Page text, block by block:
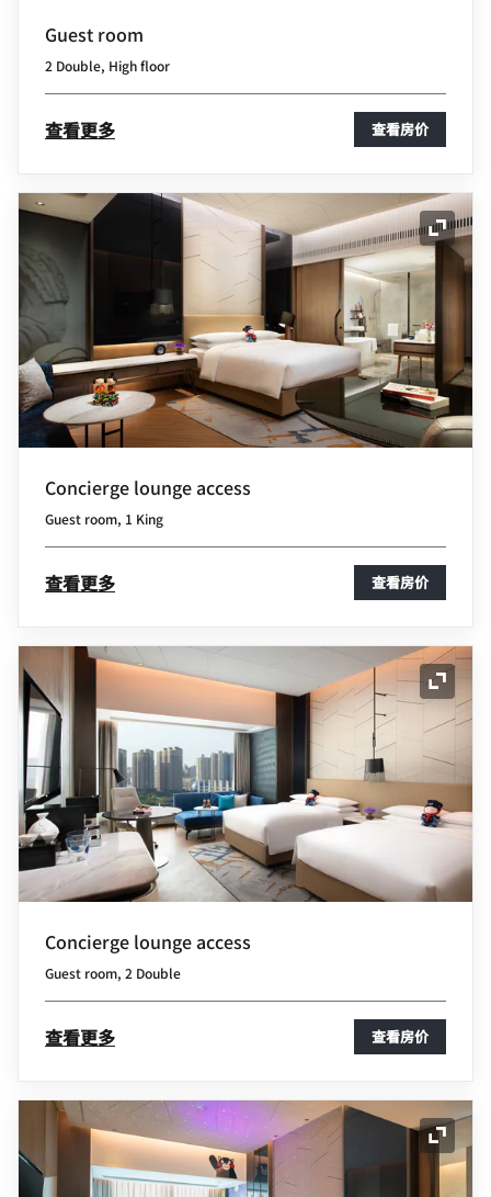
Guest room
2 Double, High floor
查看更多 查看房价
展开
Concierge lounge access
Guest room, 1 King
查看更多 查看房价
展开
Concierge lounge access
Guest room, 2 Double
查看更多 查看房价
展开